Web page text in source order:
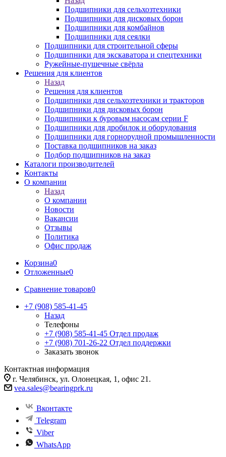
Подшипники для сельхозтехники
Подшипники для дисковых борон
Подшипники для комбайнов
Подшипники для сеялки
Подшипники для строительной сферы
Подшипники для экскаватора и спецтехники
Ружейные-пушечные свёрла
Решения для клиентов
Назад
Решения для клиентов
Подшипники для сельхозтехники и тракторов
Подшипники для дисковых борон
Подшипники к буровым насосам серии F
Подшипники для дробилок и оборудования
Подшипники для горнорудной промышленности
Поставка подшипников на заказ
Подбор подшипников на заказ
Каталоги производителей
Контакты
О компании
Назад
О компании
Новости
Вакансии
Отзывы
Политика
Офис продаж
Корзина0
Отложенные0
Сравнение товаров0
+7 (908) 585-41-45
Назад
Телефоны
+7 (908) 585-41-45 Отдел продаж
+7 (908) 701-26-22 Отдел поддержки
Заказать звонок
Контактная информация
г. Челябинск, ул. Олонецкая, 1, офис 21.
vea.sales@bearingprk.ru
Вконтакте
Telegram
Viber
WhatsApp